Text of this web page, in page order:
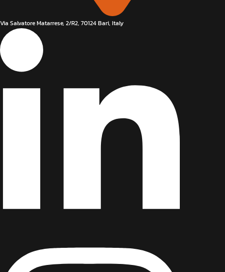
Via Salvatore Matarrese, 2/R2, 70124 Bari, Italy